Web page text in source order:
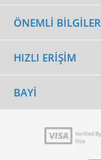
ÖNEMLI BILGILER
HIZLI ERIŞIM
BAYI